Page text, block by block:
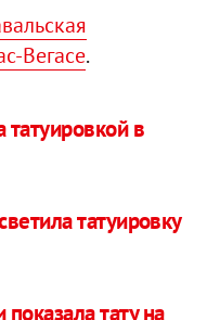
Вегасе.
татуировкой в
татуировку
тату на